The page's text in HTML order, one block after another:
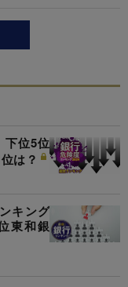
下位5位
は？
キング
東和銀